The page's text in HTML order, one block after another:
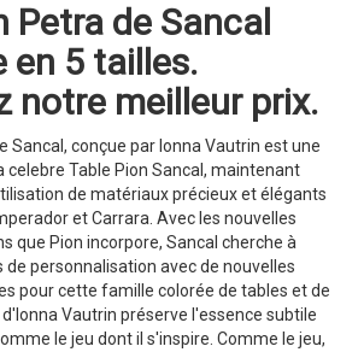
Petra de Sancal
en 5 tailles.
notre meilleur prix.
Sancal, conçue par Ionna Vautrin est une
celebre Table Pion Sancal, maintenant
de matériaux précieux et élégants
et Carrara. Avec les nouvelles
que Pion incorpore, Sancal cherche à
de personnalisation avec de nouvelles
pour cette famille colorée de tables et de
Vautrin préserve l'essence subtile
le jeu dont il s'inspire. Comme le jeu,